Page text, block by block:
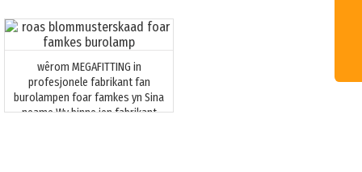
wêrom MEGAFITTING in
profesjonele fabrikant fan
burolampen foar famkes yn Sina
neame Wy binne ien fabrikant